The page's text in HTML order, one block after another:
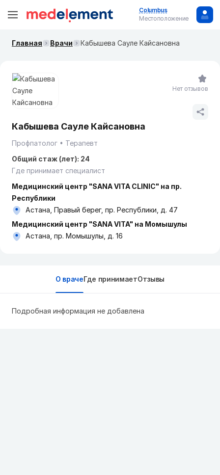
Columbus
Местоположение
Главная Врачи Кабышева Сауле Кайсановна
Кабышева Сауле Кайсановна
Профпатолог
Терапевт
Общий стаж (лет): 24
Где принимает специалист
Медицинский центр "SANA VITA CLINIC" на пр.
Республики
Астана, Правый берег, пр. Республики, д. 47
Медицинский центр "SANA VITA" на Момышулы
Астана, пр. Момышулы, д. 16
Нет отзывов
О врачеГде принимаетОтзывы
Подробная информация не добавлена